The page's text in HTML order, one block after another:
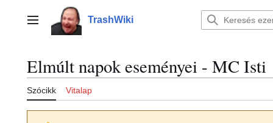
tartalomhozFőmenü TrashWiki
Elmúlt napok eseményei - MC Isti
Szócikk Vitalap